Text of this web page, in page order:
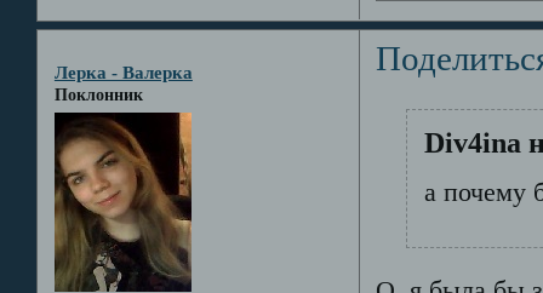
Лерка - Валерка
Поклонник
Div4ina
а почему